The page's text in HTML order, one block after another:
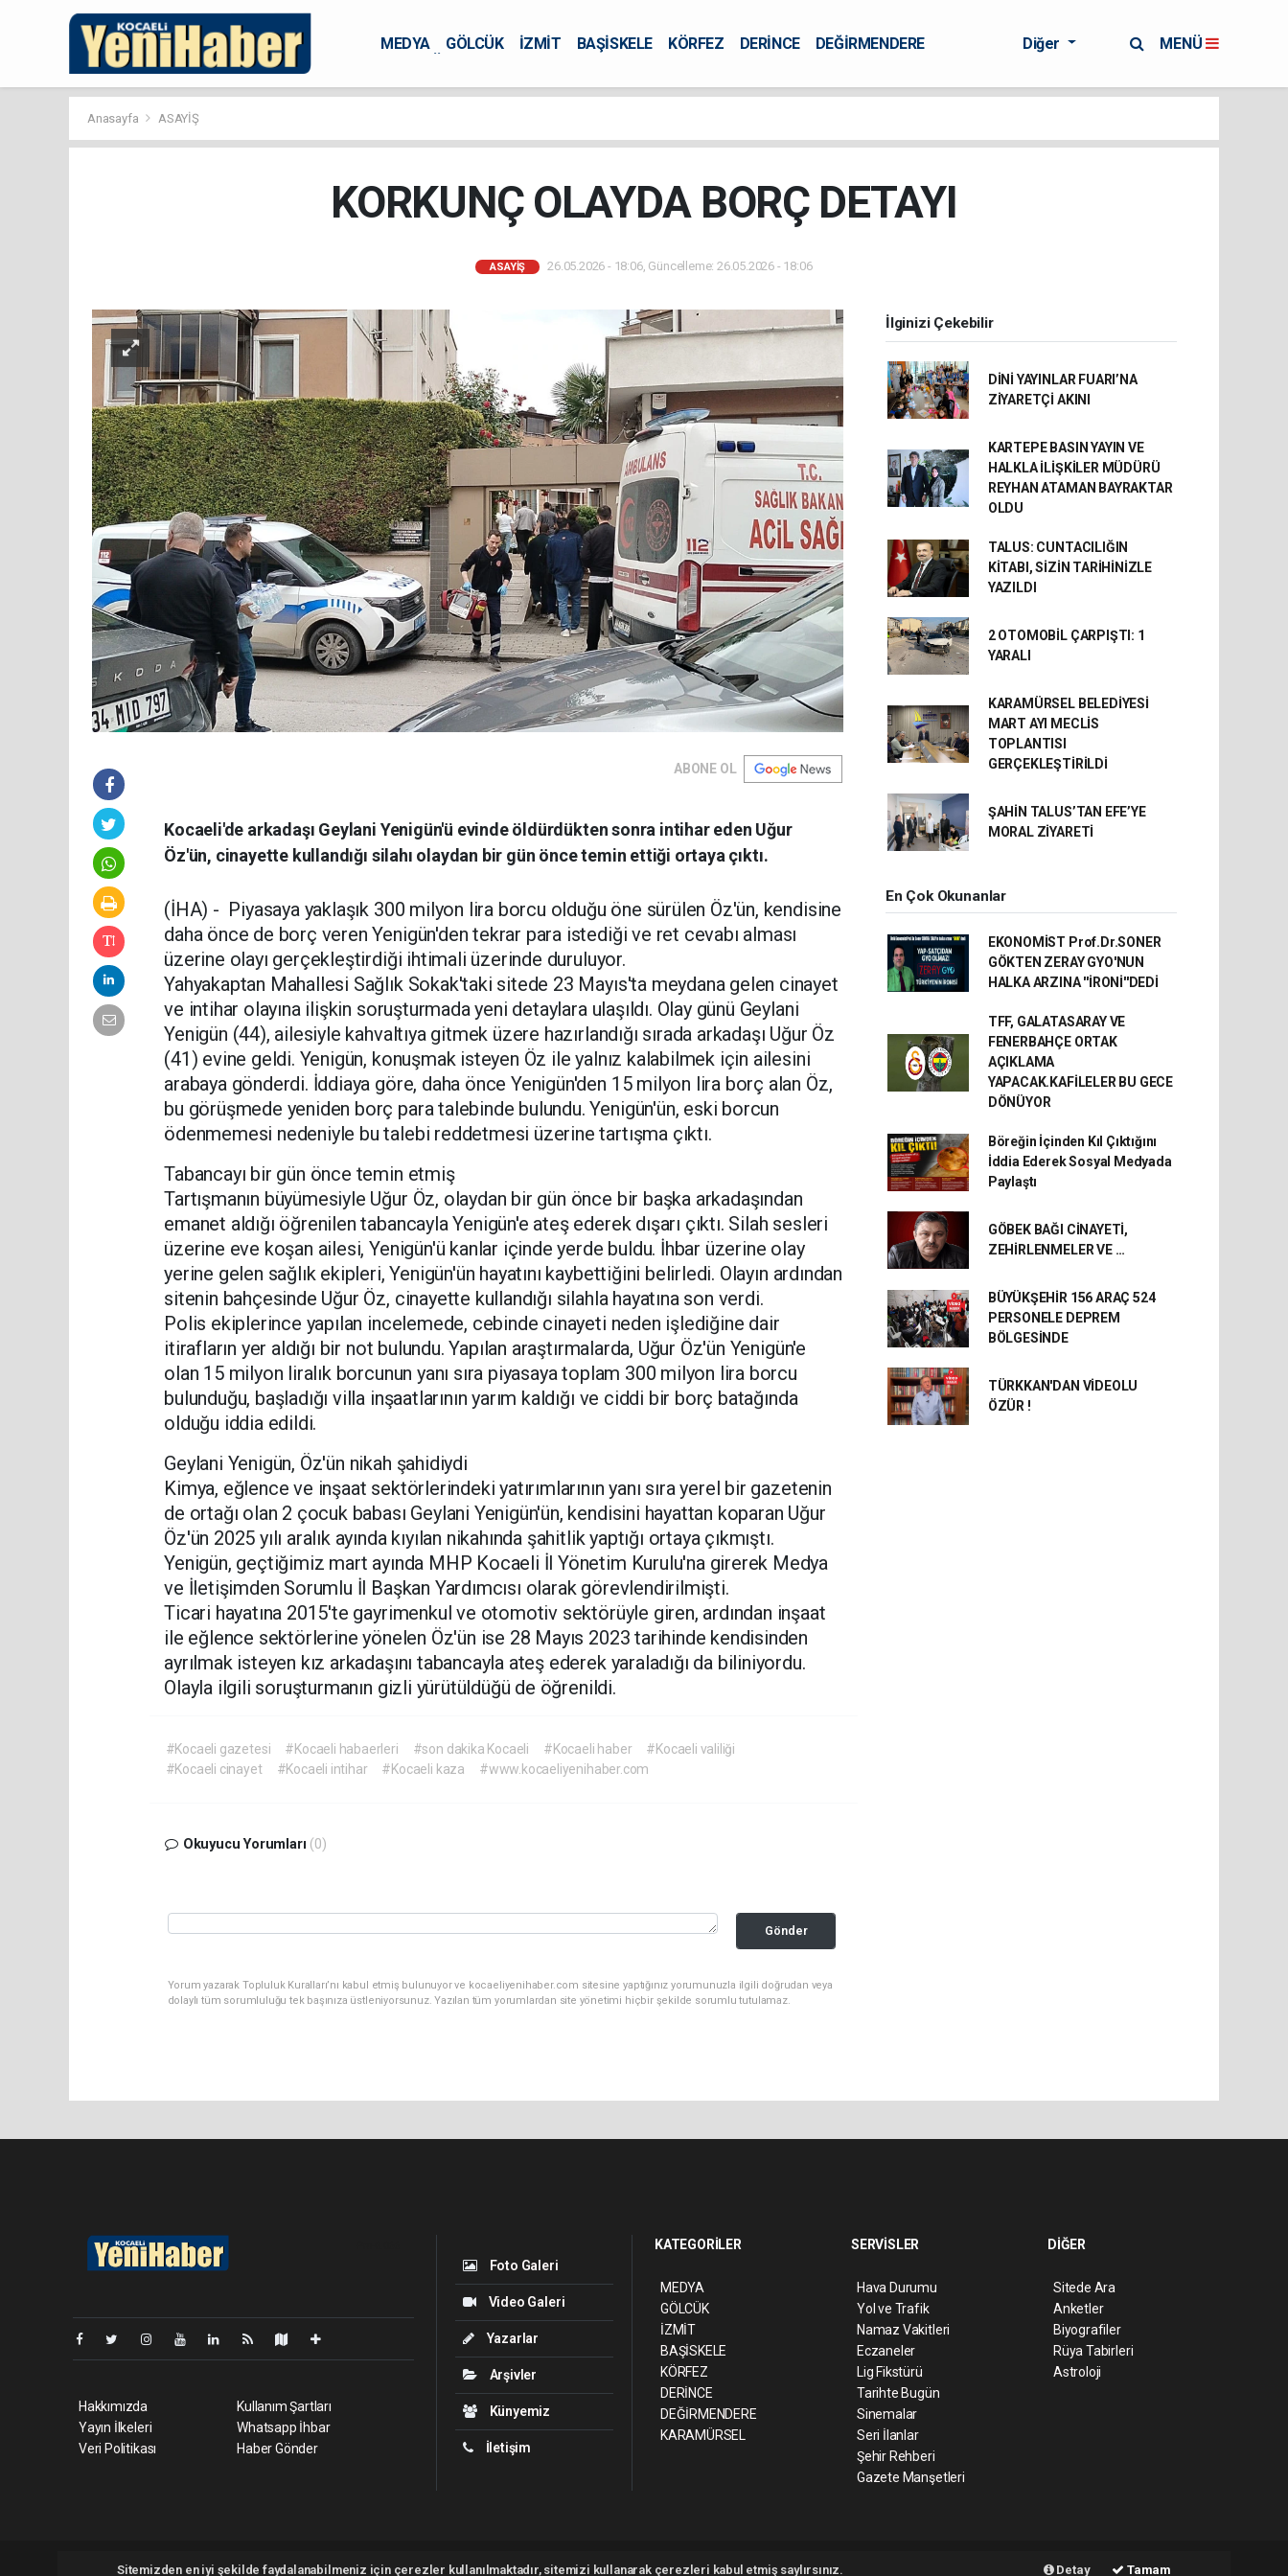
MEDYA GÖLCÜK İZMİT BAŞİSKELE KÖRFEZ DERİNCE
DEĞİRMENDERE
Diğer MENÜ
Anasayfa ASAYİŞ
KORKUNÇ OLAYDA BORÇ DETAYI
ASAYİŞ 26.05.2026 - 18:06, Güncelleme: 26.05.2026 - 18:06
ABONE OL
Kocaeli'de arkadaşı Geylani Yenigün'ü evinde öldürdükten sonra intihar eden Uğur
Öz'ün, cinayette kullandığı silahı olaydan bir gün önce temin ettiği ortaya çıktı.
(İHA) - Piyasaya yaklaşık 300 milyon lira borcu olduğu öne sürülen Öz'ün, kendisine
daha önce de borç veren Yenigün'den tekrar para istediği ve ret cevabı alması
üzerine olayı gerçekleştirdiği ihtimali üzerinde duruluyor.
Yahyakaptan Mahallesi Sağlık Sokak'taki sitede 23 Mayıs'ta meydana gelen cinayet
ve intihar olayına ilişkin soruşturmada yeni detaylara ulaşıldı. Olay günü Geylani
Yenigün (44), ailesiyle kahvaltıya gitmek üzere hazırlandığı sırada arkadaşı Uğur Öz
(41) evine geldi. Yenigün, konuşmak isteyen Öz ile yalnız kalabilmek için ailesini
arabaya gönderdi. İddiaya göre, daha önce Yenigün'den 15 milyon lira borç alan Öz,
bu görüşmede yeniden borç para talebinde bulundu. Yenigün'ün, eski borcun
ödenmemesi nedeniyle bu talebi reddetmesi üzerine tartışma çıktı.
Tabancayı bir gün önce temin etmiş
Tartışmanın büyümesiyle Uğur Öz, olaydan bir gün önce bir başka arkadaşından
emanet aldığı öğrenilen tabancayla Yenigün'e ateş ederek dışarı çıktı. Silah sesleri
üzerine eve koşan ailesi, Yenigün'ü kanlar içinde yerde buldu. İhbar üzerine olay
yerine gelen sağlık ekipleri, Yenigün'ün hayatını kaybettiğini belirledi. Olayın ardından
sitenin bahçesinde Uğur Öz, cinayette kullandığı silahla hayatına son verdi.
Polis ekiplerince yapılan incelemede, cebinde cinayeti neden işlediğine dair
itirafların yer aldığı bir not bulundu. Yapılan araştırmalarda, Uğur Öz'ün Yenigün'e
olan 15 milyon liralık borcunun yanı sıra piyasaya toplam 300 milyon lira borcu
bulunduğu, başladığı villa inşaatlarının yarım kaldığı ve ciddi bir borç batağında
olduğu iddia edildi.
Geylani Yenigün, Öz'ün nikah şahidiydi
Kimya, eğlence ve inşaat sektörlerindeki yatırımlarının yanı sıra yerel bir gazetenin
de ortağı olan 2 çocuk babası Geylani Yenigün'ün, kendisini hayattan koparan Uğur
Öz'ün 2025 yılı aralık ayında kıyılan nikahında şahitlik yaptığı ortaya çıkmıştı.
Yenigün, geçtiğimiz mart ayında MHP Kocaeli İl Yönetim Kurulu'na girerek Medya
ve İletişimden Sorumlu İl Başkan Yardımcısı olarak görevlendirilmişti.
Ticari hayatına 2015'te gayrimenkul ve otomotiv sektörüyle giren, ardından inşaat
ile eğlence sektörlerine yönelen Öz'ün ise 28 Mayıs 2023 tarihinde kendisinden
ayrılmak isteyen kız arkadaşını tabancayla ateş ederek yaraladığı da biliniyordu.
Olayla ilgili soruşturmanın gizli yürütüldüğü de öğrenildi.
#Kocaeli gazetesi #Kocaeli habaerleri #son dakika Kocaeli #Kocaeli haber
#Kocaeli valiliği
#Kocaeli cinayet
#Kocaeli intihar #Kocaeli kaza #www.kocaeliyenihaber.com
Okuyucu Yorumları (0)
Gönder
Yorum yazarak Topluluk Kuralları’nı kabul etmiş bulunuyor ve kocaeliyenihaber.com sitesine yaptığınız yorumunuzla ilgili doğrudan veya
dolaylı tüm sorumluluğu tek başınıza üstleniyorsunuz. Yazılan tüm yorumlardan site yönetimi hiçbir şekilde sorumlu tutulamaz.
İlginizi Çekebilir
DİNİ YAYINLAR FUARI’NA
ZİYARETÇİ AKINI
KARTEPE BASIN YAYIN VE
HALKLA İLİŞKİLER MÜDÜRÜ
REYHAN ATAMAN BAYRAKTAR
OLDU
TALUS: CUNTACILIĞIN
KİTABI, SİZİN TARİHİNİZLE
YAZILDI
2 OTOMOBİL ÇARPIŞTI: 1
YARALI
KARAMÜRSEL BELEDİYESİ
MART AYI MECLİS
TOPLANTISI
GERÇEKLEŞTİRİLDİ
ŞAHİN TALUS’TAN EFE’YE
MORAL ZİYARETİ
En Çok Okunanlar
EKONOMİST Prof.Dr.SONER
GÖKTEN ZERAY GYO'NUN
HALKA ARZINA ''İRONİ''DEDİ
TFF, GALATASARAY VE
FENERBAHÇE ORTAK
AÇIKLAMA
YAPACAK.KAFİLELER BU GECE
DÖNÜYOR
Böreğin İçinden Kıl Çıktığını
İddia Ederek Sosyal Medyada
Paylaştı
GÖBEK BAĞI CİNAYETİ,
ZEHİRLENMELER VE …
BÜYÜKŞEHİR 156 ARAÇ 524
PERSONELE DEPREM
BÖLGESİNDE
TÜRKKAN'DAN VİDEOLU
ÖZÜR !
Sitemizden en iyi şekilde faydalanabilmeniz için çerezler kullanılmaktadır, sitemizi kullanarak çerezleri kabul etmiş saylırsınız. Detay Tamam
Hakkımızda
Yayın İlkeleri
Veri Politikası
Kullanım Şartları
Whatsapp İhbar
Haber Gönder
Foto Galeri
Video Galeri
Yazarlar
Arşivler
Künyemiz
İletişim
KATEGORİLER
MEDYA
GÖLCÜK
İZMİT
BAŞİSKELE
KÖRFEZ
DERİNCE
DEĞİRMENDERE
KARAMÜRSEL
SERVİSLER
Hava Durumu
Yol ve Trafik
Namaz Vakitleri
Eczaneler
Lig Fikstürü
Tarihte Bugün
Sinemalar
Seri İlanlar
Şehir Rehberi
Gazete Manşetleri
DİĞER
Sitede Ara
Anketler
Biyografiler
Rüya Tabirleri
Astroloji
Kocaeliyenihaber.com Tüm hakları saklı tutulmaktadır. Copyright 2026 ©haber yazılımıhaber paketi haber scriptihaber yazılımhaber script Haber Yazılımı: Web Aksiyon ®